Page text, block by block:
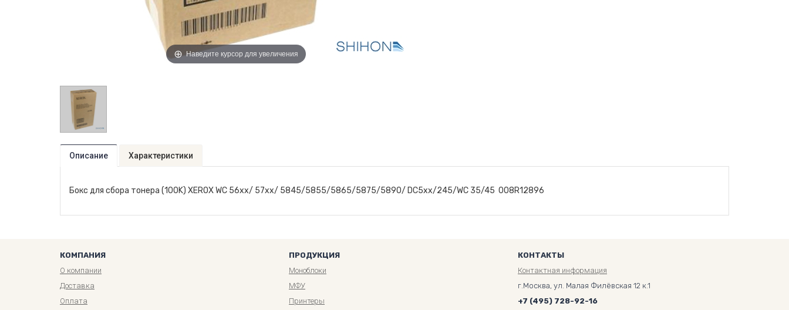
Наведите курсор для увеличения
Описание Характеристики
Бокс для сбора тонера (100K) XEROX WC 56xx/ 57xx/ 5845/5855/5865/5875/5890/ DC5xx/245/WC 35/45 008R12896
КОМПАНИЯ
О компании
Доставка
Оплата
ПРОДУКЦИЯ
Моноблоки
МФУ
Принтеры
КОНТАКТЫ
Контактная информация
г.Москва, ул. Малая Филёвская 12 к.1
+7 (495) 728-92-16